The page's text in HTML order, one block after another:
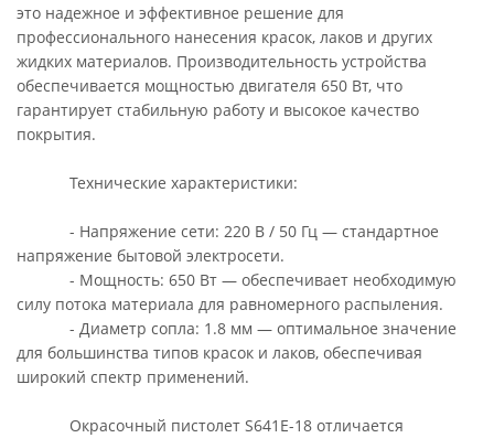
это надежное и эффективное решение для
профессионального нанесения красок, лаков и других
жидких материалов. Производительность устройства
обеспечивается мощностью двигателя 650 Вт, что
гарантирует стабильную работу и высокое качество
покрытия.
Технические характеристики:
- Напряжение сети: 220 В / 50 Гц — стандартное
напряжение бытовой электросети.
- Мощность: 650 Вт — обеспечивает необходимую
силу потока материала для равномерного распыления.
- Диаметр сопла: 1.8 мм — оптимальное значение
для большинства типов красок и лаков, обеспечивая
широкий спектр применений.
Окрасочный пистолет S641E-18 отличается